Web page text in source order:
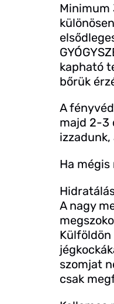
Minimum
kapható
bőrük
A
majd 2-3
Ha
A nagy
szomjat
csak